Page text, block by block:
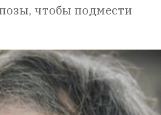
чтобы подмести